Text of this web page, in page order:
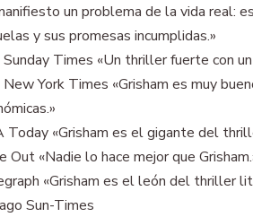
un problema de la vida real:
y sus promesas incumplidas.»
Times «Un thriller fuerte con
York Times «Grisham es muy
Today «Grisham es el gigante del
Out «Nadie lo hace mejor que
«Grisham es el león del thriller
Sun-Times